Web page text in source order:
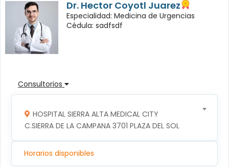
Dr. Hector Coyotl Juarez
Especialidad: Medicina de Urgencias
Cédula: sadfsdf
Consultorios
HOSPITAL SIERRA ALTA MEDICAL CITY
C.SIERRA DE LA CAMPANA 3701 PLAZA DEL SOL
Horarios disponibles